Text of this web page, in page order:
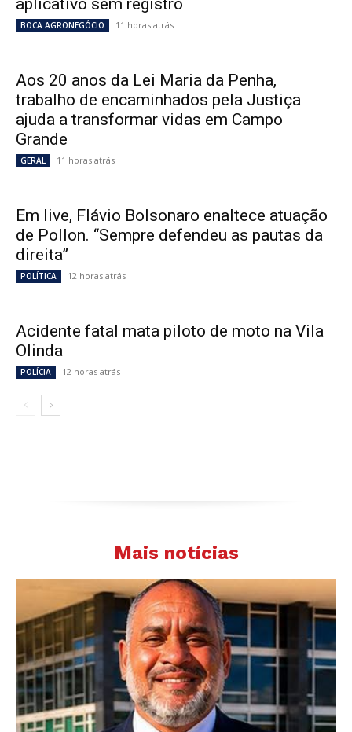
aplicativo sem registro
BOCA AGRONEGÓCIO 11 horas atrás
Aos 20 anos da Lei Maria da Penha,
trabalho de encaminhados pela Justiça
ajuda a transformar vidas em Campo
Grande
GERAL 11 horas atrás
Em live, Flávio Bolsonaro enaltece atuação
de Pollon. “Sempre defendeu as pautas da
direita”
POLÍTICA 12 horas atrás
Acidente fatal mata piloto de moto na Vila
Olinda
POLÍCIA 12 horas atrás
Mais notícias